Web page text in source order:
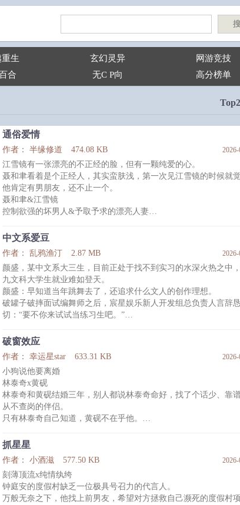
重生 玄幻灵异
网游竞技
合 无C P向 高分榜单
通俗爱情
作者： 半缘修道 474.08 KB
江雪镜有一张漂亮的不正经的脸，但有一颗纯爱的心。
聂和聿看着是个正经人，其实蛮肤浅，第一次见江雪镜的时候就
他肯定有男朋友，还不止一个。
聂和聿&江雪镜
控制欲强的坏男人&予取予求的漂亮人妻
受虽然是人妻，但不会做饭，注意注意
慢热小甜饼，没啥剧情
中午12点更新
中文系爱豆
作者： 乱鸦渔汀 2.87 MB
颜盛，某中文系大三生，目前正处于找不到实习的水深火热之中
九文科大学生就业难如登天。
颜盛：早知道当年跳舞去了，还追求什么文人的创作理想。
破罐子破摔面试编舞师之后，宸星娱乐新人开发组总负责人言辞恳
切：“要不你来试试当练习生吧。”
《Are You Star》合队练习室，颜盛忍了又忍，最后决定保护自己
气。
“动作不协调就算了脑子也不协调吗？”
“再摸你那裆我帮你永绝后患。”
正文完结，番外准备中
v后更六休一，周二休息。更
破窗效应
作者： 幸运星star 633.31 KB
小狗说他要离婚
林泰奇x黄砚
林泰奇和黄砚结婚三年，别人都说林泰奇命好，找了个话少、靠谱
从不查岗的伴侣。
只有林泰奇自己知道，黄砚不在乎他。
黄砚沉默了很久。
然后黄砚说：“我没爱过你。”
标签：HE 追夫 破镜重圆 离婚
抓星星
作者： 小酒滋 577.50 KB
刻薄顶流x纯情纨绔
钟庭安的度假村缺乏一位极具号召力的代言人。
万般无奈之下，他找上前男友，希望对方拯救自己濒死的度假村项